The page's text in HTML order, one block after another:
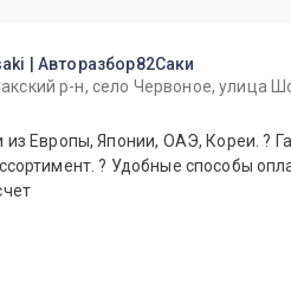
| Авторазбор82Саки
р-н, село Червоное, улица
Кореи. ? Гарантия лучшей
? Удобные способы